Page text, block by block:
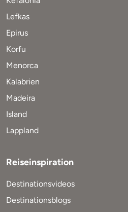
Lefkas
Epirus
Korfu
Menorca
Kalabrien
Madeira
Island
Lappland
Reiseinspiration
Destinationsvideos
Destinationsblogs